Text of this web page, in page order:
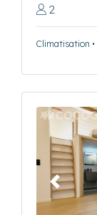
2
Climatisation •